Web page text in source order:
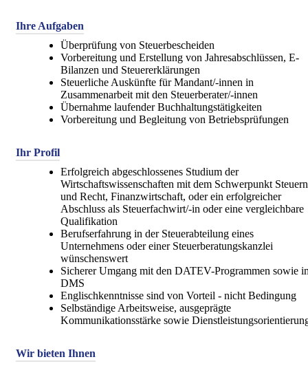
Ihre Aufgaben
Überprüfung von Steuerbescheiden
Vorbereitung und Erstellung von Jahresabschlüssen, E-
Bilanzen und Steuererklärungen
Steuerliche Auskünfte für Mandant/-innen in
Zusammenarbeit mit den Steuerberater/-innen
Übernahme laufender Buchhaltungstätigkeiten
Vorbereitung und Begleitung von Betriebsprüfungen
Ihr Profil
Erfolgreich abgeschlossenes Studium der
Wirtschaftswissenschaften mit dem Schwerpunkt Steuern
und Recht, Finanzwirtschaft, oder ein erfolgreicher
Abschluss als Steuerfachwirt/-in oder eine vergleichbare
Qualifikation
Berufserfahrung in der Steuerabteilung eines
Unternehmens oder einer Steuerberatungskanzlei
wünschenswert
Sicherer Umgang mit den DATEV-Programmen sowie
DMS
Englischkenntnisse sind von Vorteil - nicht Bedingung
Selbständige Arbeitsweise, ausgeprägte
Kommunikationsstärke sowie
Wir bieten Ihnen